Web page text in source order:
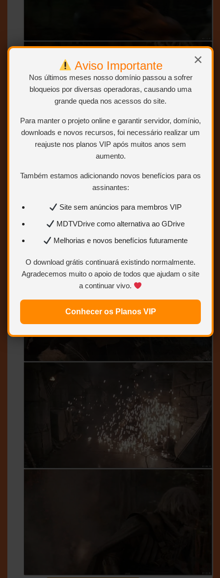
×
Aviso Importante
Nos últimos meses nosso domínio passou a sofrer
bloqueios por diversas operadoras, causando uma
grande queda nos acessos do site.
Para manter o projeto online e garantir servidor, domínio,
downloads e novos recursos, foi necessário realizar um
reajuste nos planos VIP após muitos anos sem
aumento.
Também estamos adicionando novos benefícios para os
assinantes:
Site sem anúncios para membros VIP
MDTVDrive como alternativa ao GDrive
Melhorias e novos benefícios futuramente
O download grátis continuará existindo normalmente.
Agradecemos muito o apoio de todos que ajudam o site
a continuar vivo.
Conhecer os Planos VIP